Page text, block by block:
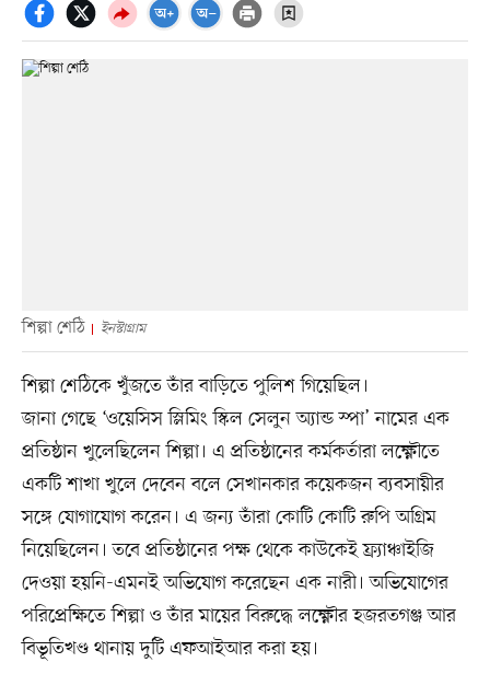
শিল্পা শেঠি ইনস্টাগ্রাম
শিল্পা শেঠিকে খুঁজতে তাঁর বাড়িতে পুলিশ গিয়েছিল।
জানা গেছে ‘ওয়েসিস স্লিমিং স্কিল সেলুন অ্যান্ড স্পা’ নামের এক
প্রতিষ্ঠান খুলেছিলেন শিল্পা। এ প্রতিষ্ঠানের কর্মকর্তারা লক্ষ্ণৌতে
একটি শাখা খুলে দেবেন বলে সেখানকার কয়েকজন ব্যবসায়ীর
সঙ্গে যোগাযোগ করেন। এ জন্য তাঁরা কোটি কোটি রুপি অগ্রিম
নিয়েছিলেন। তবে প্রতিষ্ঠানের পক্ষ থেকে কাউকেই ফ্র্যাঞ্চাইজি
দেওয়া হয়নি-এমনই অভিযোগ করেছেন এক নারী। অভিযোগের
পরিপ্রেক্ষিতে শিল্পা ও তাঁর মায়ের বিরুদ্ধে লক্ষ্ণৌর হজরতগঞ্জ আর
বিভূতিখণ্ড থানায় দুটি এফআইআর করা হয়।